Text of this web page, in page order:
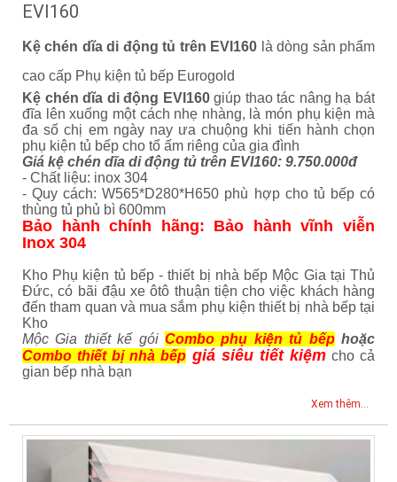
EVI160
Kệ chén dĩa di động tủ trên EVI160 là dòng sản phẩm
cao cấp Phụ kiện tủ bếp Eurogold
Kệ chén dĩa di động EVI160giúp thao tác nâng hạ bát
đĩa lên xuống một cách nhẹ nhàng, là món phụ kiện mà
đa số chị em ngày nay ưa chuộng khi tiến hành chọn
phụ kiện tủ bếp cho tổ ấm riêng của gia đình
Giá kệ chén dĩa di động tủ trên EVI160: 9.750.000đ
- Chất liệu: inox 304
- Quy cách: W565*D280*H650 phù hợp cho tủ bếp có
thùng tủ phủ bì 600mm
Bảo hành chính hãng: Bảo hành vĩnh viễn
Inox 304
Kho Phụ kiện tủ bếp - thiết bị nhà bếp Mộc Gia tại Thủ
Đức, có bãi đậu xe ôtô thuận tiện cho việc khách hàng
đến tham quan và mua sắm phụ kiện thiết bị nhà bếp tại
Kho
Mộc Gia thiết kế gói Combo phụ kiện tủ bếphoặc
Combo thiết bị nhà bếp giá siêu tiết kiệm cho cả
gian bếp nhà bạn
Xem thêm...